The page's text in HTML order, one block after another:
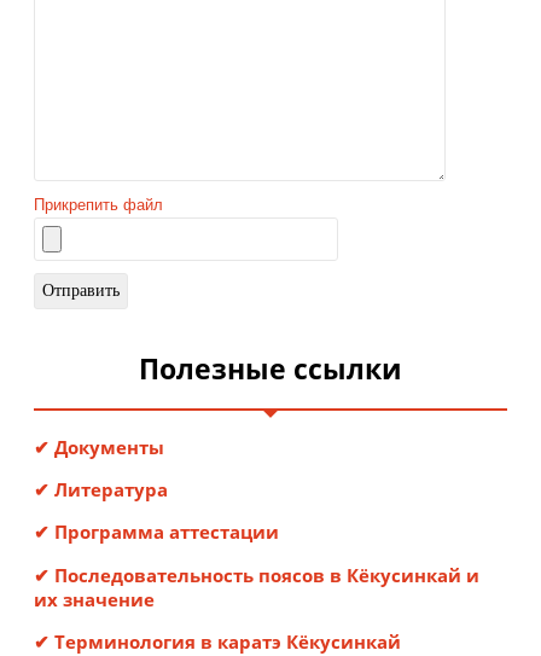
Прикрепить файл
Полезные ссылки
✔ Документы
✔ Литература
✔ Программа аттестации
✔ Последовательность поясов в Кёкусинкай и
их значение
✔ Терминология в каратэ Кёкусинкай